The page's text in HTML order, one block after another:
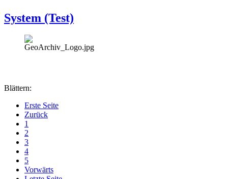
System (Test)
Blättern:
Erste Seite
Zurück
1
2
3
4
5
Vorwärts